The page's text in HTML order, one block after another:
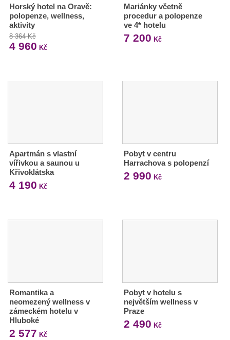
Horský hotel na Oravě:
polopenze, wellness,
aktivity
8 364 Kč
4 960 Kč
Mariánky včetně
procedur a polopenze
ve 4* hotelu
7 200 Kč
Apartmán s vlastní
vířivkou a saunou u
Křivoklátska
4 190 Kč
Pobyt v centru
Harrachova s polopenzí
2 990 Kč
Romantika a
neomezený wellness v
zámeckém hotelu v
Hluboké
2 577 Kč
Pobyt v hotelu s
největším wellness v
Praze
2 490 Kč